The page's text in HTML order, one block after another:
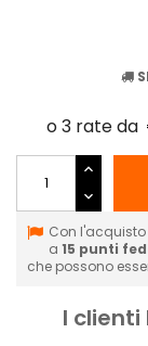
Con
a 15 punti
che possono
I